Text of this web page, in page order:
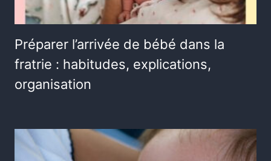
Préparer l’arrivée de bébé dans la
fratrie : habitudes, explications,
organisation